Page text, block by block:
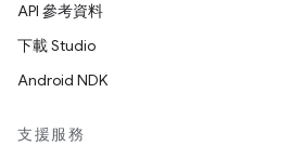
API 參考資料
下載 Studio
Android NDK
支援服務